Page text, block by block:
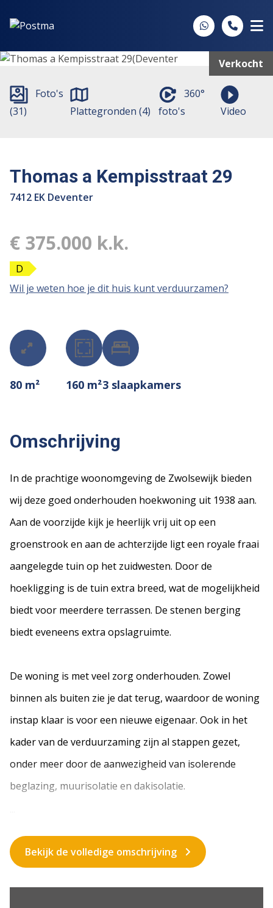
Verkocht
Foto's
(31)
Plattegronden (4)
360°
foto's
Video
Thomas a Kempisstraat 29
7412 EK Deventer
€ 375.000 k.k.
D
Wil je weten hoe je dit huis kunt verduurzamen?
80 m² 160 m²3 slaapkamers
Omschrijving
In de prachtige woonomgeving de Zwolsewijk bieden
wij deze goed onderhouden hoekwoning uit 1938 aan.
Aan de voorzijde kijk je heerlijk vrij uit op een
groenstrook en aan de achterzijde ligt een royale fraai
aangelegde tuin op het zuidwesten. Door de
hoekligging is de tuin extra breed, wat de mogelijkheid
biedt voor meerdere terrassen. De stenen berging
biedt eveneens extra opslagruimte.
De woning is met veel zorg onderhouden. Zowel
binnen als buiten zie je dat terug, waardoor de woning
instap klaar is voor een nieuwe eigenaar. Ook in het
kader van de verduurzaming zijn al stappen gezet,
onder meer door de aanwezigheid van isolerende
beglazing, muurisolatie en dakisolatie.
Bekijk de volledige omschrijving